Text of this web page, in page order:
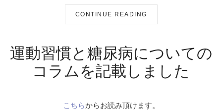
CONTINUE READING
運動習慣と糖尿病についての
コラムを記載しました
こちらからお読み頂けます。